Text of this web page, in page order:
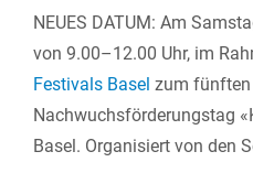
NEUES DATUM: Am
von 9.00–12.00 Uhr, im
Festivals Basel zum fünften
Nachwuchsförderungstag
Basel. Organisiert von den